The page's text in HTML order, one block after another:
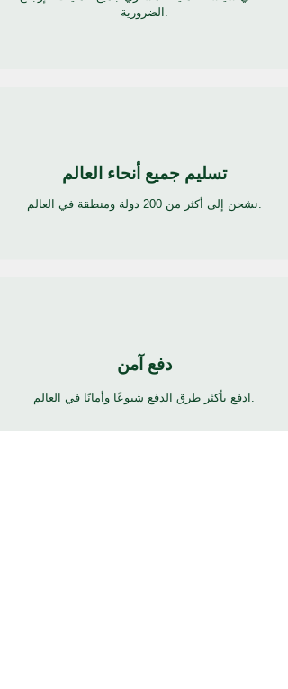
الضرورية.
تسليم جميع أنحاء العالم
نشحن إلى أكثر من 200 دولة ومنطقة في العالم.
دفع آمن
ادفع بأكثر طرق الدفع شيوعًا وأمانًا في العالم.